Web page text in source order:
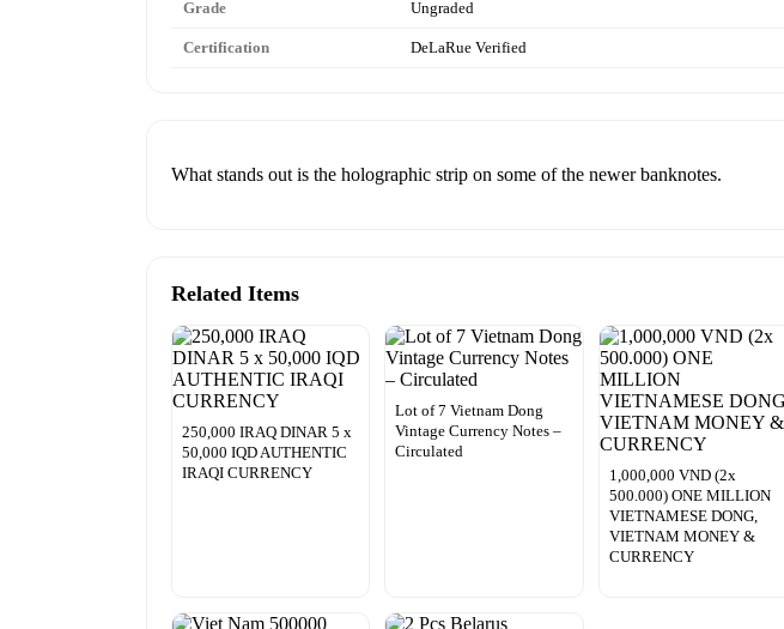
Grade Ungraded
Certification DeLaRue Verified
What stands out is the holographic strip on some of the newer banknotes.
Related Items
250,000 IRAQ DINAR 5 x
50,000 IQD AUTHENTIC
IRAQI CURRENCY
Lot of 7 Vietnam Dong
Vintage Currency Notes –
Circulated
1,000,000 VND (2x
500.000) ONE MILLION
VIETNAMESE DONG,
VIETNAM MONEY &
CURRENCY